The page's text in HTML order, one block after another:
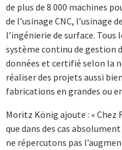
de plus de 8 000 machines
de l’usinage CNC, l’usinage
l’ingénierie de surface.
système continu de gestion
données et certifié selon la
réaliser des projets aussi
fabrications en grandes ou
Moritz König ajoute : « Chez
que dans des cas
ne répercutons pas